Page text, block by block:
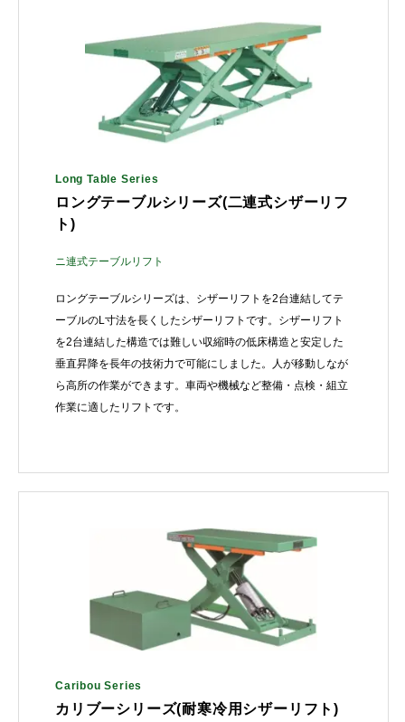
Long Table Series
ロングテーブルシリーズ(二連式シザーリフ
ト)
ニ連式テーブルリフト
ロングテーブルシリーズは、シザーリフトを2台連結してテ
ーブルのL寸法を長くしたシザーリフトです。シザーリフト
を2台連結した構造では難しい収縮時の低床構造と安定した
垂直昇降を長年の技術力で可能にしました。人が移動しなが
ら高所の作業ができます。車両や機械など整備・点検・組立
作業に適したリフトです。
Caribou Series
カリブーシリーズ(耐寒冷用シザーリフト)